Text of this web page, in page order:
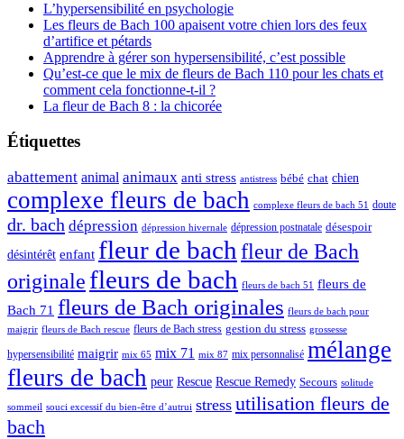
L’hypersensibilité en psychologie
Les fleurs de Bach 100 apaisent votre chien lors des feux
d’artifice et pétards
Apprendre à gérer son hypersensibilité, c’est possible
Qu’est-ce que le mix de fleurs de Bach 110 pour les chats et
comment cela fonctionne-t-il ?
La fleur de Bach 8 : la chicorée
Étiquettes
abattement animal animaux anti stress antistress bébé chat chien
complexe fleurs de bach complexe fleurs de bach 51 doute
dr. bach dépression dépression hivernale dépression postnatale désespoir
désintérêt enfant fleur de bach fleur de Bach
originale fleurs de bach fleurs de bach 51 fleurs de
Bach 71 fleurs de Bach originales fleurs de bach pour
maigrir fleurs de Bach rescue fleurs de Bach stress gestion du stress grossesse
hypersensibilité maigrir mix 65 mix 71 mix 87 mix personnalisé mélange
fleurs de bach peur Rescue Rescue Remedy Secours solitude
sommeil souci excessif du bien-être d’autrui stress utilisation fleurs de
bach